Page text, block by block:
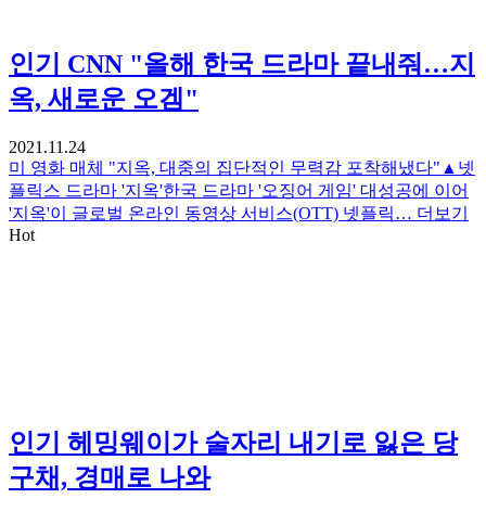
인기
CNN "올해 한국 드라마 끝내줘…지
옥, 새로운 오겜"
2021.11.24
미 영화 매체 "지옥, 대중의 집단적인 무력감 포착해냈다"▲넷
플릭스 드라마 '지옥'한국 드라마 '오징어 게임' 대성공에 이어
'지옥'이 글로벌 온라인 동영상 서비스(OTT) 넷플릭… 더보기
Hot
인기
헤밍웨이가 술자리 내기로 잃은 당
구채, 경매로 나와